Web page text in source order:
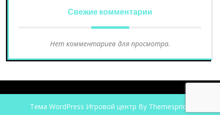
Свежие комментарии
Нет комментариев для просмотра.
Тема WordPress Игровой центр By Themespride